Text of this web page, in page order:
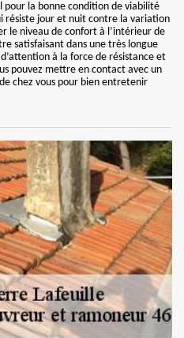
la bonne condition de viabilité
résiste jour et nuit contre la variation
le niveau de confort à l’intérieur de
satisfaisant dans une très longue
à la force de résistance et
pouvez mettre en contact avec un
chez vous pour bien entretenir